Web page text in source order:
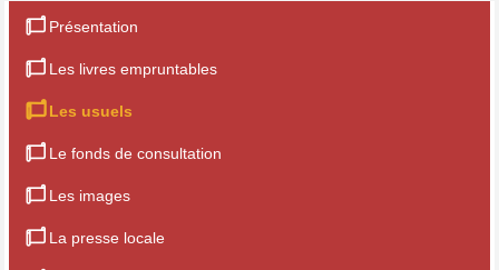
Présentation
Les livres empruntables
Les usuels
Le fonds de consultation
Les images
La presse locale